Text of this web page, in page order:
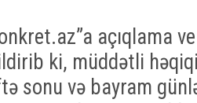
açıqlama
ki, müddətli
sonu və bayram